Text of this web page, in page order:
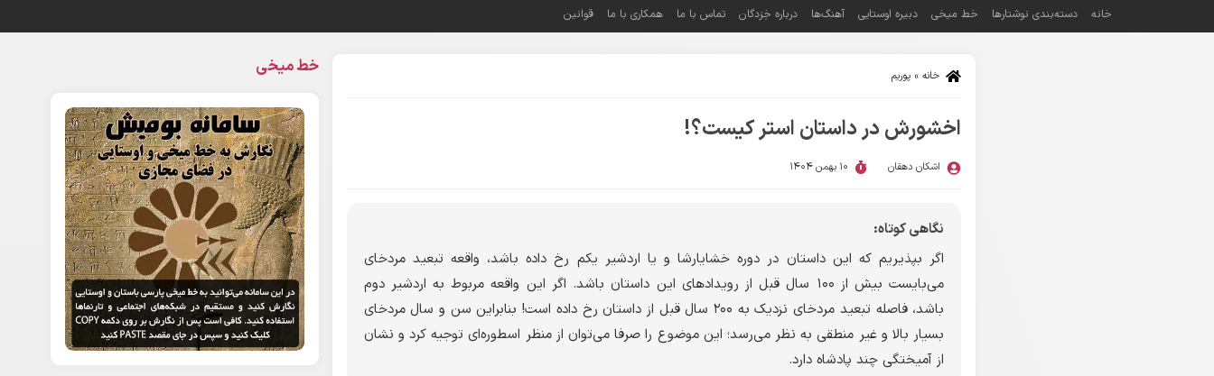
خانه » پوریم
اخشورش در داستان استر کیست؟!
اشکان دهقان 10 بهمن 1404
نگاهی کوتاه:
اگر بپذیریم که این داستان در دوره خشایارشا و یا اردشیر یکم رخ داده باشد، واقعه تبعید مردخای
می‌بایست بیش از ۱۰۰ سال قبل از رویدادهای این داستان باشد. اگر این واقعه مربوط به اردشیر دوم
باشد، فاصله تبعید مردخای نزدیک به ۲۰۰ سال قبل از داستان رخ داده است! بنابراین سن و سال مردخای
بسیار بالا و غیر منطقی به نظر می‌رسد؛ این موضوع را صرفا می‌توان از منظر اسطوره‌ای توجیه کرد و نشان
از آمیختگی چند پادشاه دارد.
خط میخی
خانه دسته‌بندی نوشتارها خط میخی دبیره اوستایی آهنگ‌ها درباره خِرَدگان تماس با ما همکاری با ما قوانین